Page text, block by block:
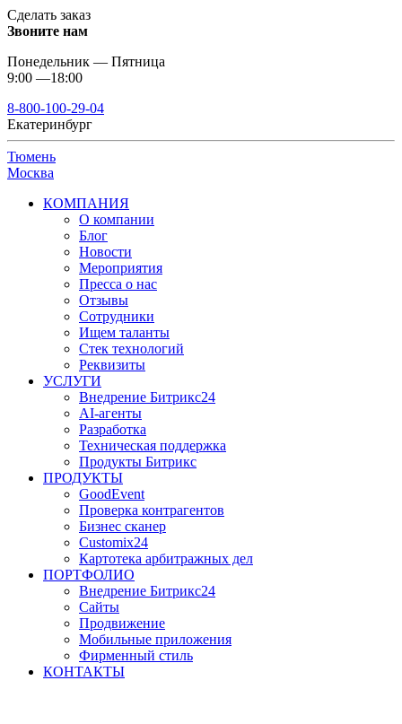
Сделать заказ
Звоните нам
Понедельник — Пятница
9:00 —18:00
8-800-100-29-04
Екатеринбург
Тюмень
Москва
КОМПАНИЯ
О компании
Блог
Новости
Мероприятия
Пресса о нас
Отзывы
Сотрудники
Ищем таланты
Стек технологий
Реквизиты
УСЛУГИ
Внедрение Битрикс24
AI-агенты
Разработка
Техническая поддержка
Продукты Битрикс
ПРОДУКТЫ
GoodEvent
Проверка контрагентов
Бизнес сканер
Customix24
Картотека арбитражных дел
ПОРТФОЛИО
Внедрение Битрикс24
Сайты
Продвижение
Мобильные приложения
Фирменный стиль
КОНТАКТЫ